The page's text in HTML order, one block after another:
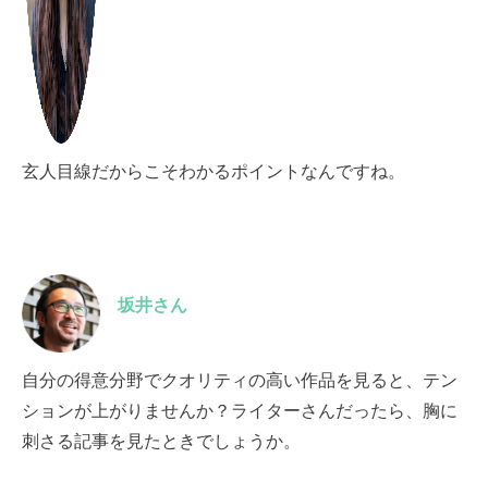
玄人目線だからこそわかるポイントなんですね。
坂井さん
自分の得意分野でクオリティの高い作品を見ると、テン
ションが上がりませんか？ライターさんだったら、胸に
刺さる記事を見たときでしょうか。